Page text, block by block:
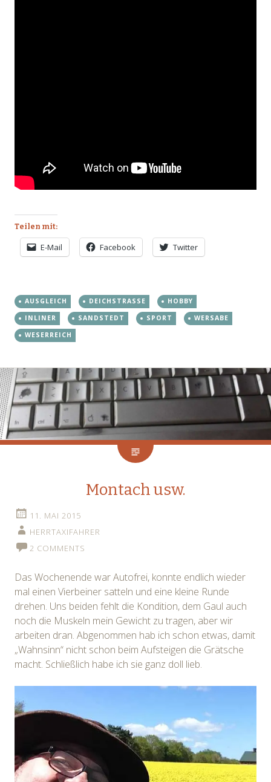
Teilen mit:
E-Mail Facebook Twitter
AUSGLEICH DEICHSTRASSE
HOBBY
INLINER
SANDSTEDT SPORT
WERSABE
WESERREICH
Montach usw.
11. MAI 2015
HERRTAXIFAHRER
2 COMMENTS
Das Wochenende war Autofrei, konnte endlich wieder
mal einen Vierbeiner satteln und eine kleine Runde
drehen. Uns beiden fehlt die Kondition, dem Gaul auch
noch die Muskeln mein Gewicht zu tragen, aber wir
arbeiten dran. Abgenommen hab ich schon etwas, damit
„Wahnsinn“ nicht schon beim Aufsteigen die Grätsche
macht. Schließlich habe ich sie ganz doll lieb.